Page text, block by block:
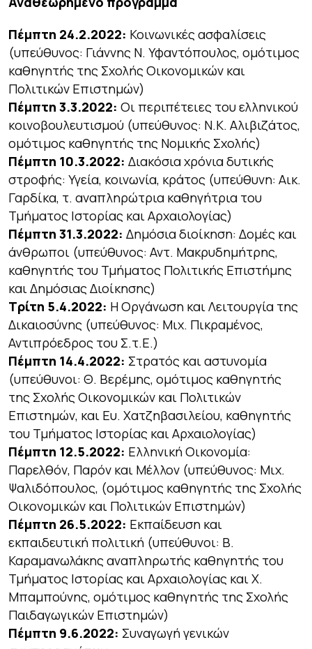
Πέμπτη 24.2.2022: Κοινωνικές ασφαλίσεις
(υπεύθυνος: Γιάννης Ν. Υφαντόπουλος, ομότιμος
καθηγητής της Σχολής Οικονομικών και
Πολιτικών Επιστημών)
Πέμπτη 3.3.2022: Οι περιπέτειες του ελληνικού
κοινοβουλευτισμού (υπεύθυνος: Ν.Κ. Αλιβιζάτος,
ομότιμος καθηγητής της Νομικής Σχολής)
Πέμπτη 10.3.2022: Διακόσια χρόνια δυτικής
στροφής: Υγεία, κοινωνία, κράτος (υπεύθυνη: Αικ.
Γαρδίκα, τ. αναπληρώτρια καθηγήτρια του
Τμήματος Ιστορίας και Αρχαιολογίας)
Πέμπτη 31.3.2022: Δημόσια διοίκηση: Δομές και
άνθρωποι (υπεύθυνος: Αντ. Μακρυδημήτρης,
καθηγητής του Τμήματος Πολιτικής Επιστήμης
και Δημόσιας Διοίκησης)
Τρίτη 5.4.2022: Η Οργάνωση και Λειτουργία της
Δικαιοσύνης (υπεύθυνος: Μιχ. Πικραμένος,
Αντιπρόεδρος του Σ.τ.Ε.)
Πέμπτη 14.4.2022: Στρατός και αστυνομία
(υπεύθυνοι: Θ. Βερέμης, ομότιμος καθηγητής
της Σχολής Οικονομικών και Πολιτικών
Επιστημών, και Ευ. Χατζηβασιλείου, καθηγητής
του Τμήματος Ιστορίας και Αρχαιολογίας)
Πέμπτη 12.5.2022: Ελληνική Οικονομία:
Παρελθόν, Παρόν και Μέλλον (υπεύθυνος: Μιχ.
Ψαλιδόπουλος, (ομότιμος καθηγητής της Σχολής
Οικονομικών και Πολιτικών Επιστημών)
Πέμπτη 26.5.2022: Εκπαίδευση και
εκπαιδευτική πολιτική (υπεύθυνοι: Β.
Καραμανωλάκης αναπληρωτής καθηγητής του
Τμήματος Ιστορίας και Αρχαιολογίας και Χ.
Μπαμπούνης, ομότιμος καθηγητής της Σχολής
Παιδαγωγικών Επιστημών)
Πέμπτη 9.6.2022: Συναγωγή γενικών